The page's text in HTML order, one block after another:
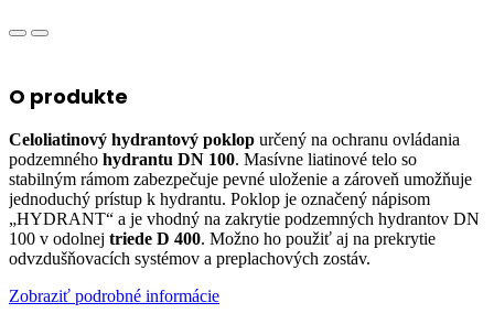
O produkte
Celoliatinový hydrantový poklop určený na ochranu ovládania
podzemného hydrantu DN 100. Masívne liatinové telo so
stabilným rámom zabezpečuje pevné uloženie a zároveň umožňuje
jednoduchý prístup k hydrantu. Poklop je označený nápisom
„HYDRANT“ a je vhodný na zakrytie podzemných hydrantov DN
100 v odolnej triede D 400. Možno ho použiť aj na prekrytie
odvzdušňovacích systémov a preplachových zostáv.
Zobraziť podrobné informácie